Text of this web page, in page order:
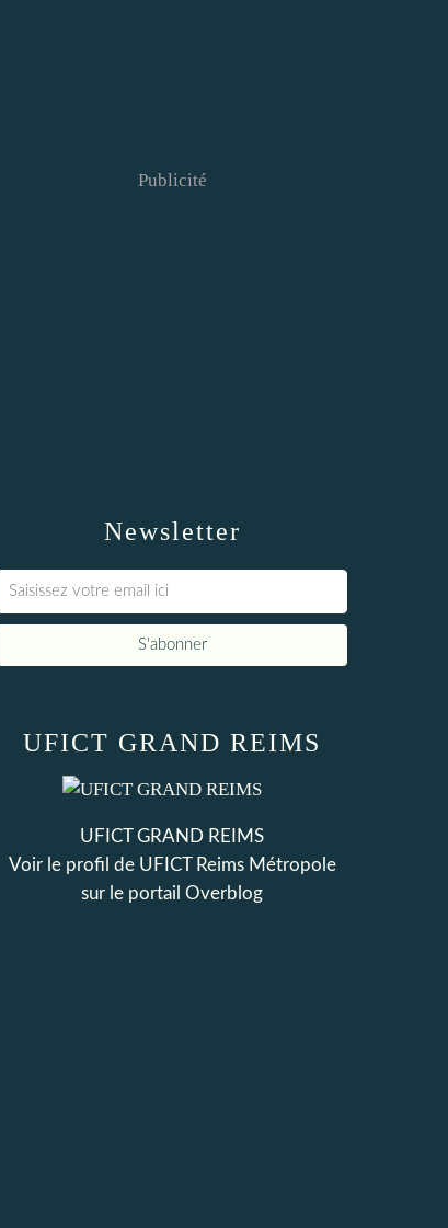
Newsletter
Publicité
UFICT GRAND REIMS
UFICT GRAND REIMS
Voir le profil de UFICT Reims Métropole
sur le portail Overblog